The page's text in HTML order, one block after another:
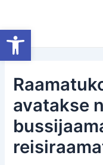
Open toolbar
content
avatakse